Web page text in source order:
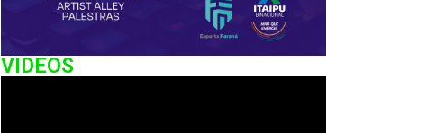
VIDEOS